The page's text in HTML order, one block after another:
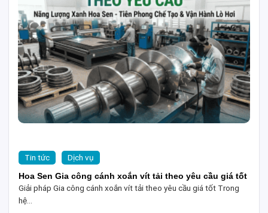
Tin tức Dịch vụ
Hoa Sen Gia công cánh xoắn vít tải theo yêu cầu giá tốt
Giải pháp Gia công cánh xoắn vít tải theo yêu cầu giá tốt Trong
hệ...